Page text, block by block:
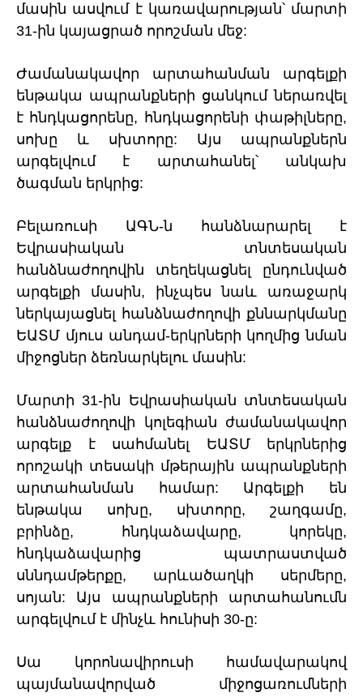
մասին ասվում է կառավարության՝ մարտի
31-ին կայացրած որոշման մեջ:
Ժամանակավոր արտահանման արգելքի
ենթակա ապրանքների ցանկում ներառվել
է հնդկացորենը, հնդկացորենի փաթիլները,
սոխը և սխտորը: Այս ապրանքներն
արգելվում է արտահանել՝ անկախ
ծագման երկրից:
Բելառուսի ԱԳՆ-ն հանձնարարել է
Եվրասիական տնտեսական
հանձնաժողովին տեղեկացնել ընդունված
արգելքի մասին, ինչպես նաև առաջարկ
ներկայացնել հանձնաժողովի քննարկմանը
ԵԱՏՄ մյուս անդամ-երկրների կողմից նման
միջոցներ ձեռնարկելու մասին:
Մարտի 31-ին Եվրասիական տնտեսական
հանձնաժողովի կոլեգիան ժամանակավոր
արգելք է սահմանել ԵԱՏՄ երկրներից
որոշակի տեսակի մթերային ապրանքների
արտահանման համար: Արգելքի են
ենթակա սոխը, սխտորը, շաղգամը,
բրինձը, հնդկաձավարը, կորեկը,
հնդկաձավարից պատրաստված
սննդամթերքը, արևածաղկի սերմերը,
սոյան: Այս ապրանքների արտահանումն
արգելվում է մինչև հունիսի 30-ը:
Սա կորոնավիրուսի համավարակով
պայմանավորված միջոցառումների